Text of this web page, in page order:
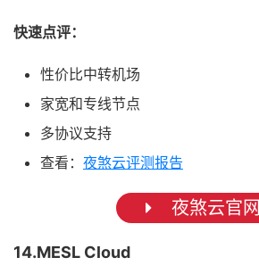
快速点评：
性价比中转机场
家宽和专线节点
多协议支持
查看： 夜煞云评测报告
夜煞云官网
14.MESL Cloud